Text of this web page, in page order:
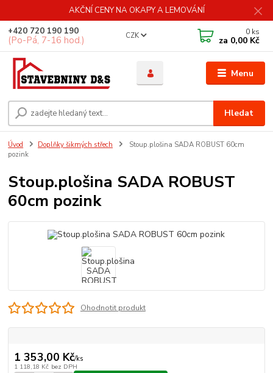
AKČNÍ CENY NA OKAPY A LEMOVÁNÍ
Menu
CZK
Hledat
+420 720 190 190
(Po-Pá, 7-16 hod.)
0 ks
za 0,00 Kč
Úvod Doplňky šikmých střech
Stoup.plošina SADA ROBUST 60cm
pozink
Stoup.plošina SADA ROBUST
60cm pozink
Ohodnotit produkt
1 353,00 Kč/ks
1 118,18 Kč bez DPH